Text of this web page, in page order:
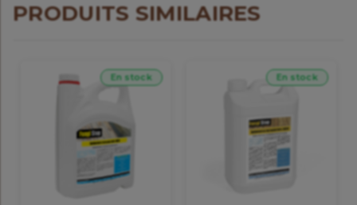
PRODUITS SIMILAIRES
En stock En stock